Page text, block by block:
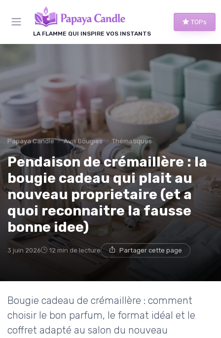
LA FLAMME QUI INSPIRE VOS INSTANTS
TOPs
Papaya Candle Avis Bougies Thématiques
Pendaison de crémaillère : la
bougie cadeau qui plait au
nouveau proprietaire (et a
quoi reconnaitre la fausse
bonne idee)
3 juin 2026 12 min de lecture Partager cette page
Bougie cadeau de crémaillère : comment
choisir le bon parfum, le format idéal et le
coffret adapté au salon du nouveau
Panneau de gestion des cookies